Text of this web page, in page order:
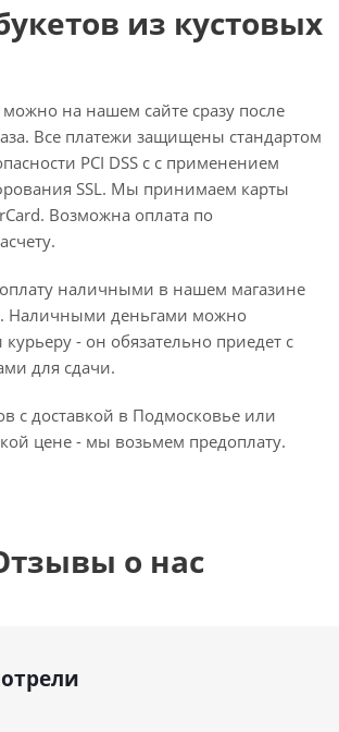
из кустовых
на нашем сайте сразу после
Все платежи защищены стандартом
PCI DSS с с применением
SSL. Мы принимаем карты
Возможна оплата по
наличными в нашем магазине
Наличными деньгами можно
курьеру - он обязательно приедет с
для сдачи.
с доставкой в Подмосковье или
цене - мы возьмем предоплату.
о нас